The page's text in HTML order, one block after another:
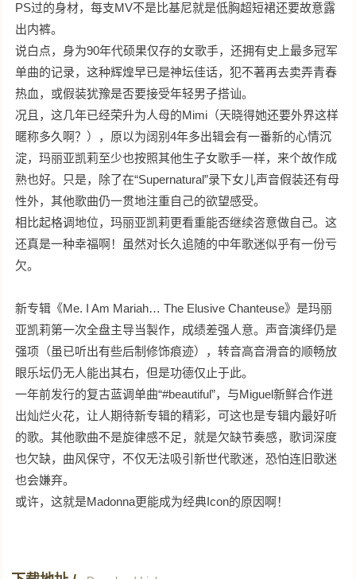
PS过的身材，每支MV不是比基尼就是低胸超短裙还要故意露
出内裤。
说白点，身为90年代硕果仅存的女歌手，还拥有史上最多冠军
单曲的记录，这种辉煌早已是神坛佳话，犯不著再去卖弄青春
热血，或假装犹豫是否要接受年轻男子搭讪。
况且，这几年已经荣升为人母的Mimi（天晓得她还要外界这样
暱称多久啊？），原以为阔别4年多出辑会有一番新的心情沉
淀，玛丽亚凯莉至少也按照其他生子女歌手一样，来个故作成
熟也好。只是，除了在“Supernatural”录下女儿声音假装还有母
性外，其他歌曲仍一贯地注重自己的欲望感受。
相比起格调地位，玛丽亚凯莉更看重能否继续咨意做自己。这
还真是一种幸福啊！虽然对长久追随的中年歌迷似乎有一份亏
欠。
新专辑《Me. I Am Mariah… The Elusive Chanteuse》是玛丽
亚凯莉第一次全盘主导当製作，成绩差强人意。声音演绎仍是
强项（虽已听出有些后制修饰痕迹），转音高音滑音的顺畅放
眼乐坛仍无人能出其右，但是功德仅止于此。
一年前发行的复古蓝调单曲“#beautiful”，与Miguel新鲜合作迸
出灿烂火花，让人期待新专辑的精彩，可这也是专辑内最好听
的歌。其他歌曲不是旋律感不足，就是欠缺节奏感，歌词深度
也欠缺，曲风保守，不仅无法吸引新世代歌迷，恐怕连旧歌迷
也会嫌弃。
或许，这就是Madonna更能成为经典Icon的原因啊！